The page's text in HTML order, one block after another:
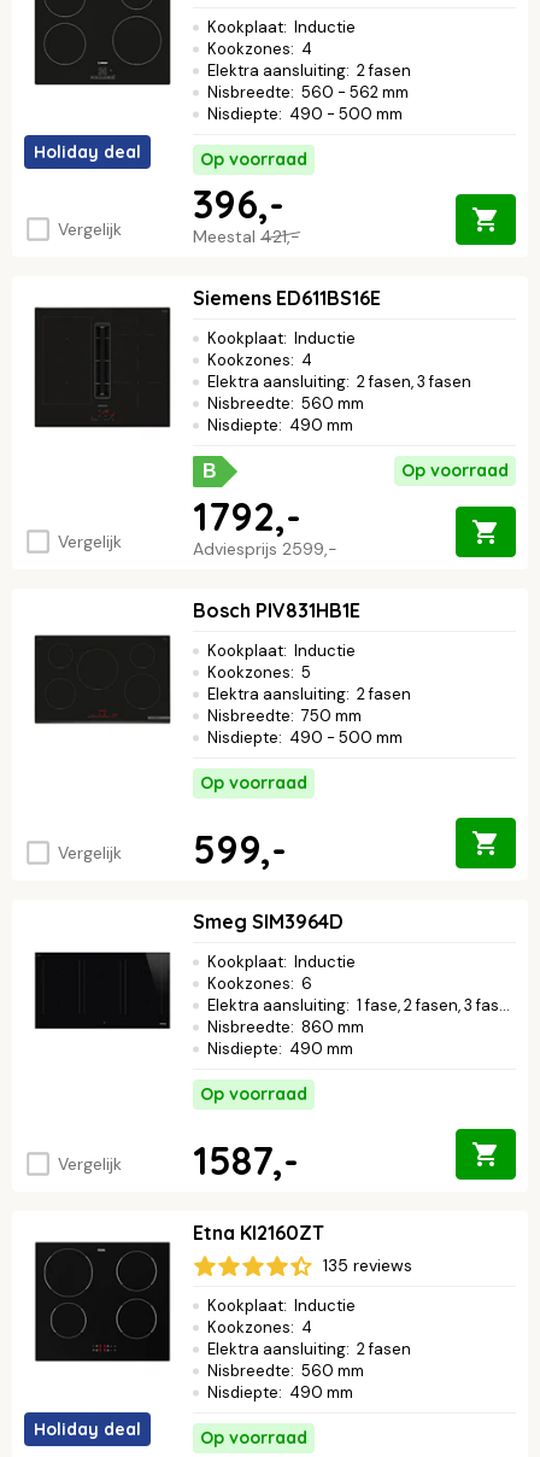
Holiday deal
Vergelijk
Kookplaat: Inductie
Kookzones: 4
Elektra aansluiting: 2 fasen
Nisbreedte: 560 - 562 mm
Nisdiepte: 490 - 500 mm
Op voorraad
Meestal 421,-
396,-
Vergelijk
Siemens ED611BS16E
Kookplaat: Inductie
Kookzones: 4
Elektra aansluiting: 2 fasen, 3 fasen
Nisbreedte: 560 mm
Nisdiepte: 490 mm
B Op voorraad
Adviesprijs 2599,-
1792,-
Vergelijk
Bosch PIV831HB1E
Kookplaat: Inductie
Kookzones: 5
Elektra aansluiting: 2 fasen
Nisbreedte: 750 mm
Nisdiepte: 490 - 500 mm
Op voorraad
599,-
Vergelijk
Smeg SIM3964D
Kookplaat: Inductie
Kookzones: 6
Elektra aansluiting: 1 fase, 2 fasen, 3 fasen
Nisbreedte: 860 mm
Nisdiepte: 490 mm
Op voorraad
1587,-
Holiday deal
Etna KI2160ZT
135 reviews
Kookplaat: Inductie
Kookzones: 4
Elektra aansluiting: 2 fasen
Nisbreedte: 560 mm
Nisdiepte: 490 mm
Op voorraad